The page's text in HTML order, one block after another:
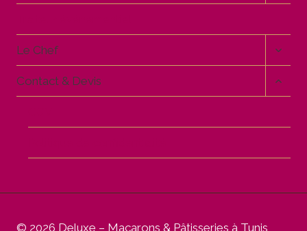
Le Chef
Contact & Devis
© 2026 Deluxe – Macarons & Pâtisseries à Tunis